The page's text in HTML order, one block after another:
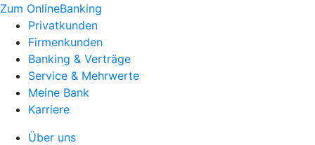
Zum OnlineBanking
Privatkunden
Firmenkunden
Banking & Verträge
Service & Mehrwerte
Meine Bank
Karriere
Über uns